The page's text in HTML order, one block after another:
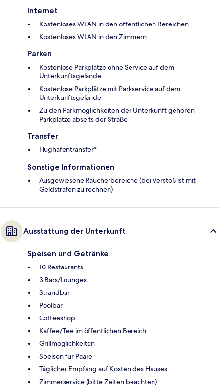
Internet
Kostenloses WLAN in den öffentlichen Bereichen
Kostenloses WLAN in den Zimmern
Parken
Kostenlose Parkplätze ohne Service auf dem
Unterkunftsgelände
Kostenlose Parkplätze mit Parkservice auf dem
Unterkunftsgelände
Zu den Parkmöglichkeiten der Unterkunft gehören
Parkplätze abseits der Straße
Transfer
Flughafentransfer*
Sonstige Informationen
Ausgewiesene Raucherbereiche (bei Verstoß ist mit
Geldstrafen zu rechnen)
Ausstattung der Unterkunft
Speisen und Getränke
10 Restaurants
3 Bars/Lounges
Strandbar
Poolbar
Coffeeshop
Kaffee/Tee im öffentlichen Bereich
Grillmöglichkeiten
Speisen für Paare
Täglicher Empfang auf Kosten des Hauses
Zimmerservice (bitte Zeiten beachten)